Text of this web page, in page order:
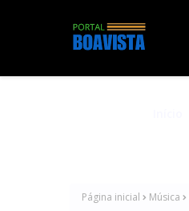
Página inicial Música